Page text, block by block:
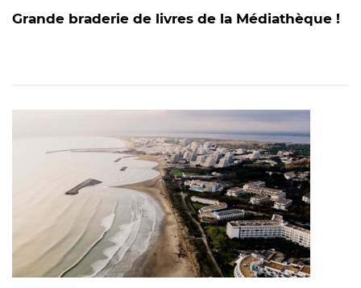
Grande braderie de livres de la Médiathèque !